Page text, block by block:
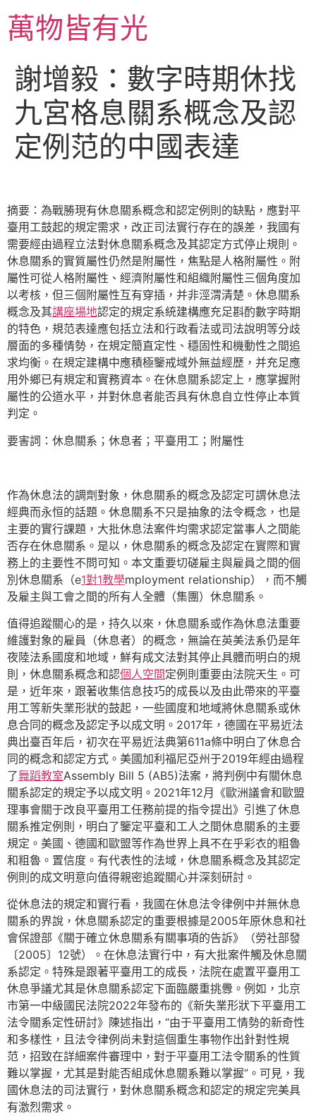
主萬物皆有光
謝增毅：數字時期休找
九宮格息關系概念及認
定例范的中國表達
摘要：為戰勝現有休息關系概念和認定例則的缺點，應對平
臺用工鼓起的規定需求，改正司法實行存在的誤差，我國有
需要經由過程立法對休息關系概念及其認定方式停止規則。
休息關系的實質屬性仍然是附屬性，焦點是人格附屬性。附
屬性可從人格附屬性、經濟附屬性和組織附屬性三個角度加
以考核，但三個附屬性互有穿插，并非涇渭清楚。休息關系
概念及其講座場地認定的規定系統建構應充足斟酌數字時期
的特色，規范表達應包括立法和行政看法或司法說明等分歧
層面的多種情勢，在規定簡直定性、穩固性和機動性之間追
求均衡。在規定建構中應積極鑒戒域外無益經歷，并充足應
用外鄉已有規定和實務資本。在休息關系認定上，應掌握附
屬性的公道水平，并對休息者能否具有休息自立性停止本質
判定。
要害詞：休息關系；休息者；平臺用工；附屬性
作為休息法的調劑對象，休息關系的概念及認定可謂休息法
經典而永恒的話題。休息關系不只是抽象的法令概念，也是
主要的實行課題，大批休息法案件均需求認定當事人之間能
否存在休息關系。是以，休息關系的概念及認定在實際和實
務上的主要性不問可知。本文重要切磋雇主與雇員之間的個
別休息關系（e1對1教學mployment relationship），而不觸
及雇主與工會之間的所有人全體（集團）休息關系。
值得追蹤關心的是，持久以來，休息關系或作為休息法重要
維護對象的雇員（休息者）的概念，無論在英美法系仍是年
夜陸法系國度和地域，鮮有成文法對其停止具體而明白的規
則，休息關系概念和認個人空間定例則重要由法院天生。可
是，近年來，跟著收集信息技巧的成長以及由此帶來的平臺
用工等新失業形狀的鼓起，一些國度和地域將休息關系或休
息合同的概念及認定予以成文明。2017年，德國在平易近法
典出臺百年后，初次在平易近法典第611a條中明白了休息合
同的概念和認定方式。美國加利福尼亞州于2019年經由過程
了舞蹈教室Assembly Bill 5 (AB5)法案，將判例中有關休息
關系認定的規定予以成文明。2021年12月《歐洲議會和歐盟
理事會關于改良平臺用工任務前提的指令提出》引進了休息
關系推定例則，明白了鑒定平臺和工人之間休息關系的主要
規定。美國、德國和歐盟等作為世界上具不在乎彩衣的粗魯
和粗魯。置信度。有代表性的法域，休息關系概念及其認定
例則的成文明意向值得親密追蹤關心并深刻研討。
從休息法的規定和實行看，我國在休息法令律例中并無休息
關系的界說，休息關系認定的重要根據是2005年原休息和社
會保證部《關于確立休息關系有關事項的告訴》（勞社部發
〔2005〕12號）。在休息法實行中，有大批案件觸及休息關
系認定。特殊是跟著平臺用工的成長，法院在處置平臺用工
休息爭議尤其是休息關系認定下面臨嚴重挑釁。例如，北京
市第一中級國民法院2022年發布的《新失業形狀下平臺用工
法令關系定性研討》陳述指出，“由于平臺用工情勢的新奇性
和多樣性，且法令律例尚未對這個重生事物作出針對性規
范，招致在詳細案件審理中，對于平臺用工法令關系的性質
難以掌握，尤其是對能否組成休息關系難以掌握”。可見，我
國休息法的司法實行，對休息關系概念和認定的規定完美具
有激烈需求。